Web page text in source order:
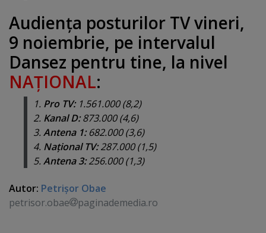
Audienţa posturilor TV vineri,
9 noiembrie, pe intervalul
Dansez pentru tine, la nivel
NAŢIONAL:
1. Pro TV:1.561.000 (8,2)
2. Kanal D:873.000 (4,6)
3. Antena 1:682.000 (3,6)
4. Naţional TV:287.000 (1,5)
5. Antena 3:256.000 (1,3)
Autor: Petrişor Obae
petrisor.obae
paginademedia.ro